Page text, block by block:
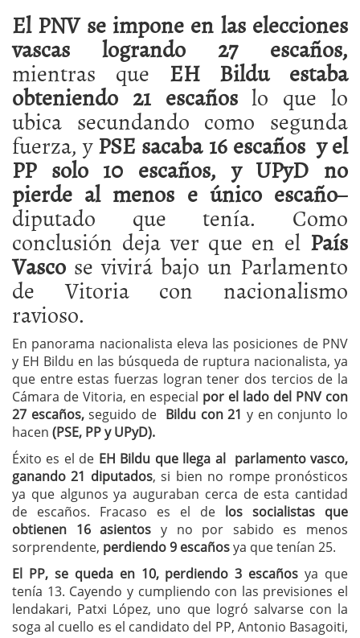
El PNV se impone en las elecciones
vascas logrando 27 escaños,
mientras que EH Bildu estaba
obteniendo 21 escañoslo que lo
ubica secundando como segunda
fuerza, yPSE sacaba 16 escaños y el
PP solo 10 escaños, y UPyD no
pierde al menos e único escaño–
diputado que tenía. Como
conclusión deja ver que en el País
Vasco se vivirá bajo un Parlamento
de Vitoria con nacionalismo
ravioso.
En panorama nacionalista eleva las posiciones de PNV
y EH Bildu en las búsqueda de ruptura nacionalista, ya
que entre estas fuerzas logran tener dos tercios de la
Cámara de Vitoria, en especial por el lado del PNV con
27 escaños,seguido de Bildu con 21 y en conjunto lo
hacen (PSE, PP y UPyD).
Éxito es el de EH Bildu que llega al parlamento vasco,
ganando 21 diputados, si bien no rompe pronósticos
ya que algunos ya auguraban cerca de esta cantidad
de escaños. Fracaso es el de los socialistas que
obtienen 16 asientos y no por sabido es menos
sorprendente, perdiendo 9 escañosya que tenían 25.
El PP, se queda en 10, perdiendo 3 escaños ya que
tenía 13. Cayendo y cumpliendo con las previsiones el
lendakari, Patxi López, uno que logró salvarse con la
soga al cuello es el candidato del PP, Antonio Basagoiti,